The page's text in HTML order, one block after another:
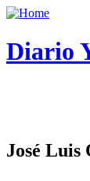
Diario
José